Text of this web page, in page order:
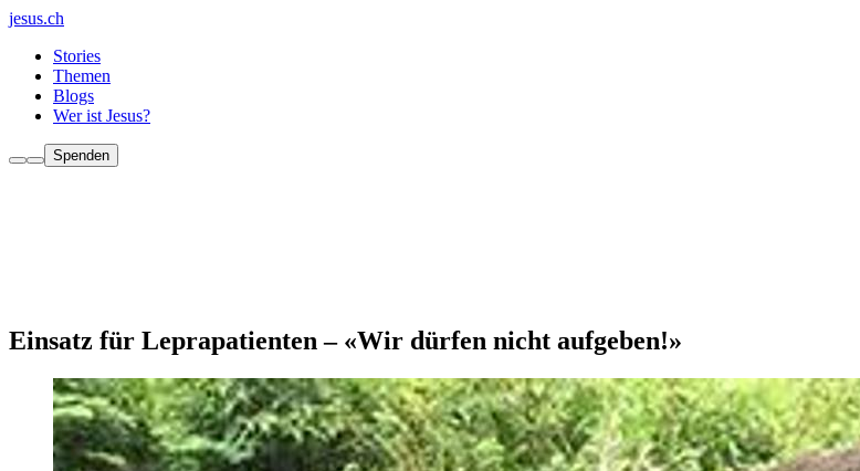
jesus.ch
Stories
Themen
Blogs
Wer ist Jesus?
Spenden
Einsatz für Leprapatienten – «Wir dürfen nicht aufgeben!»